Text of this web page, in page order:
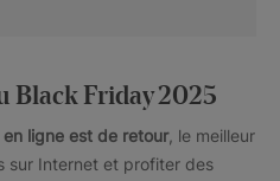
Black Friday 2025
ligne est de retour, le meilleur
sur Internet et profiter des